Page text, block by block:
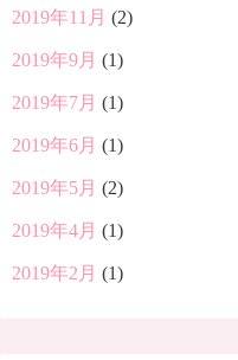
2019年11月 (2)
2019年9月 (1)
2019年7月 (1)
2019年6月 (1)
2019年5月 (2)
2019年4月 (1)
2019年2月 (1)